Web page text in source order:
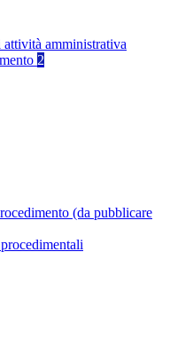
attività amministrativa
2
(da pubblicare